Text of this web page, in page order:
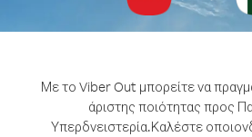
Με το Viber Out μπορείτε να
άριστης ποιότητας προς
Υπερδνειστερία.Καλέστε